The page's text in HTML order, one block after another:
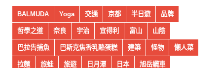
BALMUDA Yoga 交通 京都 半日遊 品牌
哲學之道 奈良 宇治 宜得利 富山 山陰
巴拉告捕魚 巴斯克焦香乳酪蛋糕 建築 怪物 懶人菜
拉麵 旅蛙 旅遊 日月潭 日本 旭岳纜車